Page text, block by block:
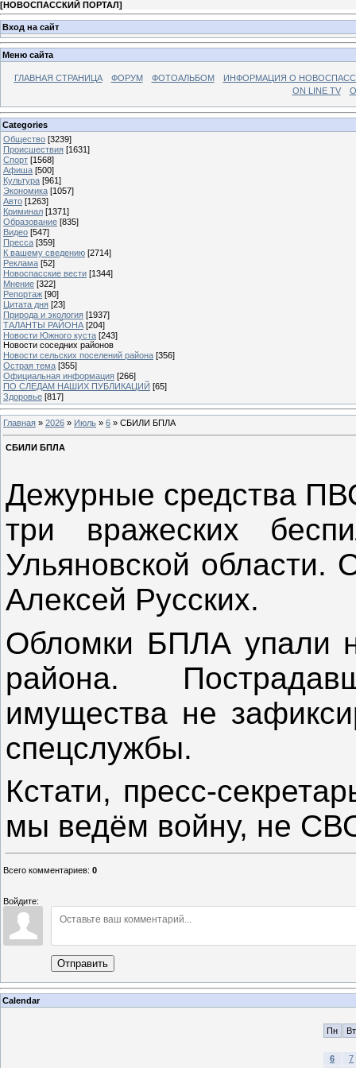
[НОВОСПАССКИЙ ПОРТАЛ]
Вход на сайт
Меню сайта
ГЛАВНАЯ СТРАНИЦА ФОРУМ ФОТОАЛЬБОМ
ИНФОРМАЦИЯ О
ON LINE TV
Categories
Общество [3239]
Происшествия [1631]
Спорт [1568]
Афиша [500]
Культура [961]
Экономика [1057]
Авто [1263]
Криминал [1371]
Образование [835]
Видео [547]
Пресса [359]
К вашему сведению [2714]
Реклама [52]
Новоспасские вести [1344]
Мнение [322]
Репортаж [90]
Цитата дня [23]
Природа и экология [1937]
ТАЛАНТЫ РАЙОНА [204]
Новости Южного куста [243]
Новости соседних районов
Новости сельских поселений района [356]
Острая тема [355]
Официальная информация [266]
ПО СЛЕДАМ НАШИХ ПУБЛИКАЦИЙ [65]
Здоровье [817]
Главная » 2026 » Июль » 6 » СБИЛИ БПЛА
СБИЛИ БПЛА
Дежурные средства
три вражеских
Ульяновской области.
Алексей Русских.
Обломки БПЛА упали
района.
имущества не
спецслужбы.
Кстати, пресс-
мы ведём войну, не
Всего комментариев: 0
Войдите:
Отправить
Calendar
Пн Вт
6
7